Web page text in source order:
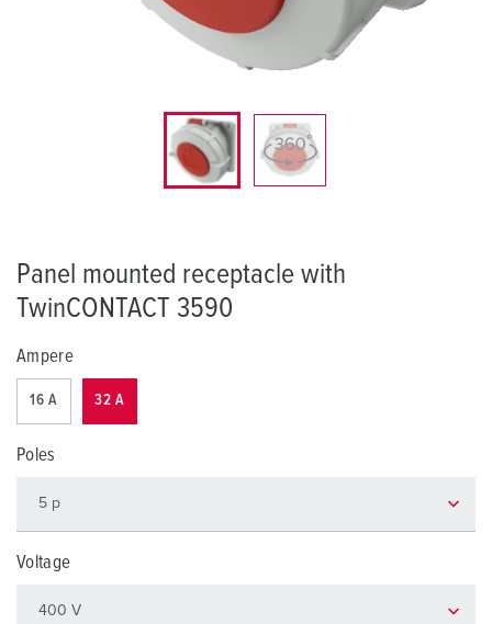
Panel mounted receptacle with
TwinCONTACT 3590
Ampere
16 A 32 A
Poles
Voltage